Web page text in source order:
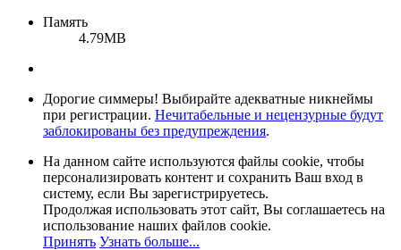
Память
4.79MB
Дорогие симмеры! Выбирайте адекватные никнеймы
при регистрации. Нечитабельные и нецензурные будут
заблокированы без предупреждения.
На данном сайте используются файлы cookie, чтобы
персонализировать контент и сохранить Ваш вход в
систему, если Вы зарегистрируетесь.
Продолжая использовать этот сайт, Вы соглашаетесь на
использование наших файлов cookie.
Принять Узнать больше...